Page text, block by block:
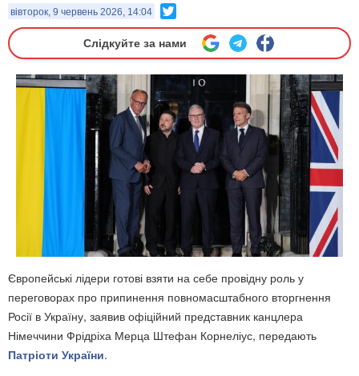
вівторок, 9 червень 2026, 14:04
Слідкуйте за нами
Європейські лідери готові взяти на себе провідну роль у
переговорах про припинення повномасштабного вторгнення
Росії в Україну, заявив офіційний представник канцлера
Німеччини Фрідріха Мерца Штефан Корнеліус, передають
Патріоти України.